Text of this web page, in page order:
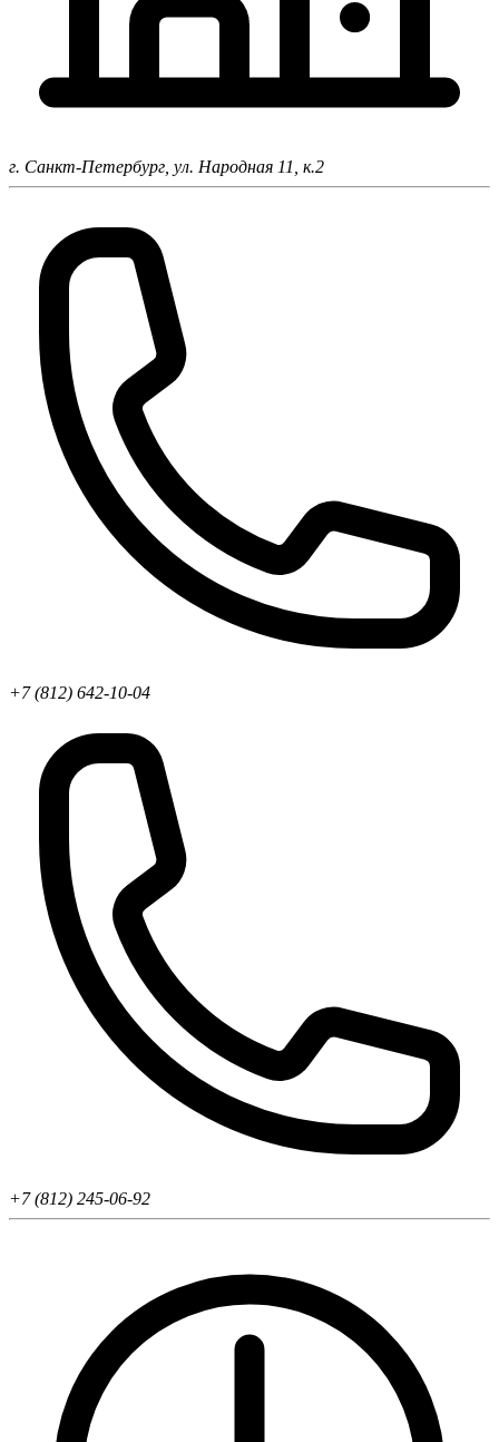
г. Санкт-Петербург, ул. Народная 11, к.2
+7 (812) 642-10-04
+7 (812) 245-06-92